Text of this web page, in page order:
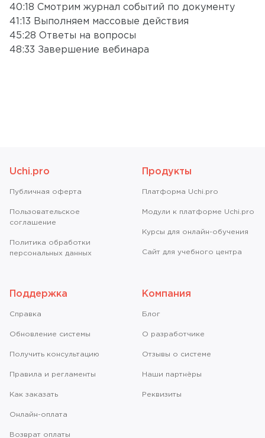
40:18 Смотрим журнал событий по документу
41:13 Выполняем массовые действия
45:28 Ответы на вопросы
48:33 Завершение вебинара
Uchi.pro
Публичная оферта
Пользовательское
соглашение
Политика обработки
персональных данных
Продукты
Платформа Uchi.pro
Модули к платформе Uchi.pro
Курсы для онлайн-обучения
Сайт для учебного центра
Поддержка
Справкa
Обновление системы
Получить консультацию
Правила и регламенты
Как заказать
Онлайн-оплата
Возврат оплаты
Компания
Блог
О разработчике
Отзывы о системе
Наши партнёры
Реквизиты